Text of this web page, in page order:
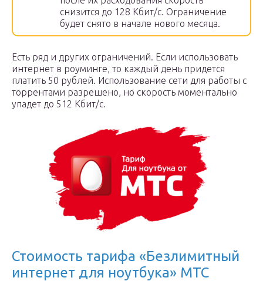
снизится до 128 Кбит/с. Ограничение
будет снято в начале нового месяца.
Есть ряд и других ограничений. Если использовать
интернет в роуминге, то каждый день придется
платить 50 рублей. Использование сети для работы с
торрентами разрешено, но скорость моментально
упадет до 512 Кбит/с.
Стоимость тарифа «Безлимитный
интернет для ноутбука» МТС